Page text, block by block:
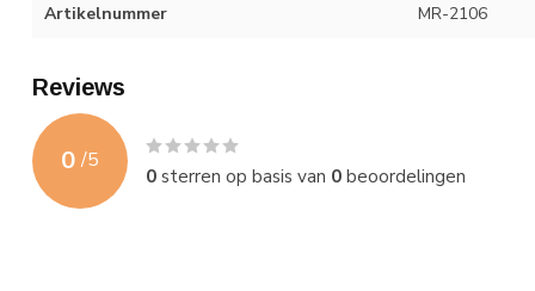
Artikelnummer MR-2106
Reviews
0 /5
0sterren op basis van 0beoordelingen